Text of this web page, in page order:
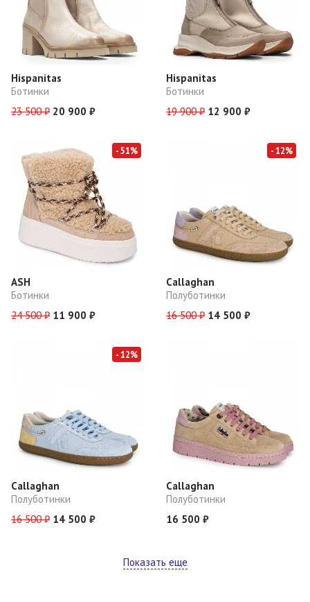
Hispanitas
Ботинки
23 500 ₽ 20 900 ₽
Hispanitas
Ботинки
19 900 ₽ 12 900 ₽
- 51%
ASH
Ботинки
24 500 ₽ 11 900 ₽
- 12%
Callaghan
Полуботинки
16 500 ₽ 14 500 ₽
- 12%
Callaghan
Полуботинки
16 500 ₽ 14 500 ₽
Callaghan
Полуботинки
16 500 ₽
Показать еще